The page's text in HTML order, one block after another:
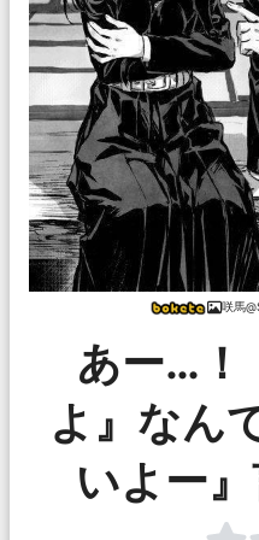
咲馬
あー…！
よ』なん
いよー